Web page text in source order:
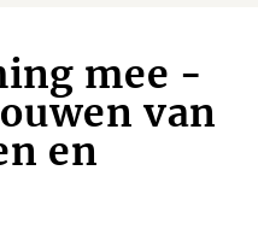
mee -
van
en